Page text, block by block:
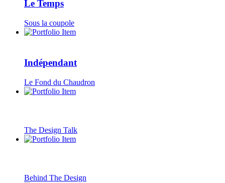
Le Temps
Sous la coupole
Indépendant
Le Fond du Chaudron
The Design Talk
Behind The Design